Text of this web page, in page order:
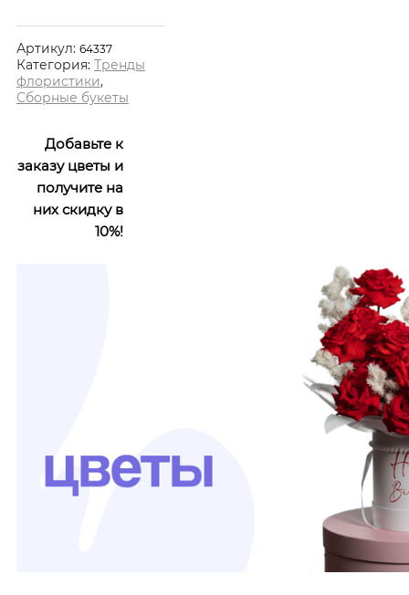
Артикул: 64337
Категория: Тренды
флористики,
Сборные букеты
Добавьте к
заказу цветы и
получите на
них скидку в
10%!